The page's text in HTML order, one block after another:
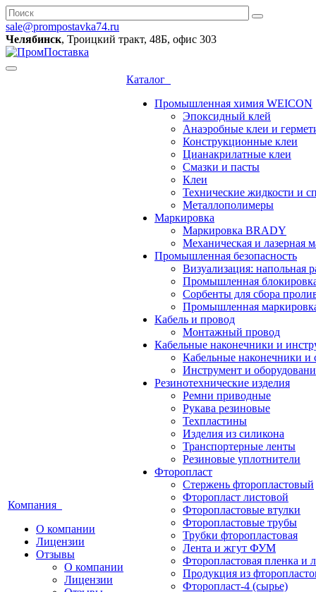
sale@prompostavka74.ru
Челябинск, Троицкий тракт, 48Б, офис 303
Компания
О компании
Лицензии
Отзывы
О компании
Лицензии
Каталог
Промышленная химия WEICON
Эпоксидный клей
Анаэробные клеи и
Конструкционные клеи
Цианакрилатные клеи
Смазки и пасты
Клеи
Технические жидкости и
Металлополимеры
Маркировка
Маркировка BRADY
Механическая и лазерная
Промышленная безопасность
Визуализация: напольная
Промышленная
Сорбенты для сбора
Промышленная
Кабель и провод
Монтажный провод
Кабельные наконечники и
Кабельные наконечники и
Инструмент и
Резинотехнические изделия
Ремни приводные
Рукава резиновые
Техпластины
Изделия из силикона
Транспортерные ленты
Резиновые уплотнители
Фторопласт
Стержень фторопластовый
Фторопласт листовой
Фторопластовые втулки
Фторопластовые трубы
Трубки фторопластовая
Лента и жгут ФУМ
Фторопластовая пленка и
Продукция из
Фторопласт-4 (сырье)